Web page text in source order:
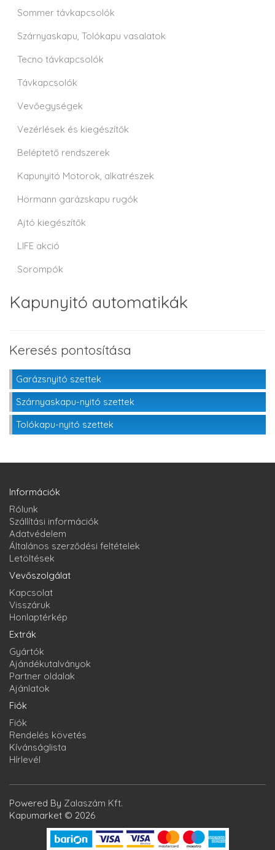
Sommer távkapcsolók
Szárnyaskapu, Tolókapu vasalatok
Tecno távkapcsolók
Távkapcsolók
Vevőegységek
Vezérlések és kiegészítők
Beléptető rendszerek
Kapunyitó Motorok, alkatrészek
Hörmann garázskapu rugók
Ajtó kiegészítők
LIFE akció
Sorompók
Kapunyitó automatikák
Keresés pontosítása
Garázsnyitó szettek
Szárnyaskapu-nyitó szettek
Tolókapu-nyitó szettek
Információk
Rólunk
Szállítási információk
Adatvédelem
Általános szerződési feltételek
Letöltések
Vevőszolgálat
Kapcsolat
Visszáruk
Honlaptérkép
Extrák
Gyártók
Ajándékutalványok
Partner oldalak
Ajánlatok
Fiók
Fiók
Rendelés követés
Kívánságlista
Hírlevél
Powered By Zalaszám Kft.
Kapumarket © 2026